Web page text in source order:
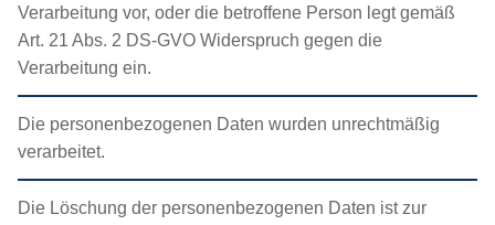
Verarbeitung vor, oder die betroffene Person legt gemäß
Art. 21 Abs. 2 DS-GVO Widerspruch gegen die
Verarbeitung ein.
Die personenbezogenen Daten wurden unrechtmäßig
verarbeitet.
Die Löschung der personenbezogenen Daten ist zur